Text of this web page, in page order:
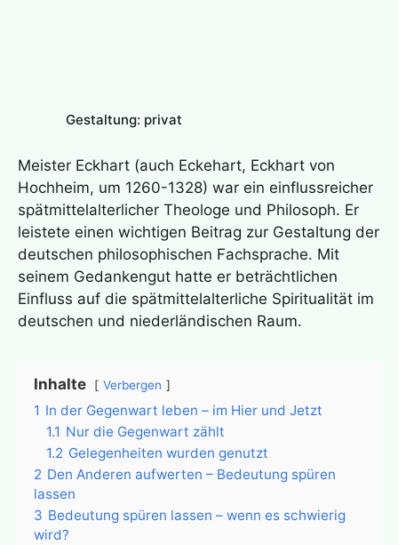
Gestaltung: privat
Meister Eckhart (auch Eckehart, Eckhart von
Hochheim, um 1260-1328) war ein einflussreicher
spätmittelalterlicher Theologe und Philosoph. Er
leistete einen wichtigen Beitrag zur Gestaltung der
deutschen philosophischen Fachsprache. Mit
seinem Gedankengut hatte er beträchtlichen
Einfluss auf die spätmittelalterliche Spiritualität im
deutschen und niederländischen Raum.
Inhalte Verbergen
1 In der Gegenwart leben – im Hier und Jetzt
1.1 Nur die Gegenwart zählt
1.2 Gelegenheiten wurden genutzt
2 Den Anderen aufwerten – Bedeutung spüren
lassen
3 Bedeutung spüren lassen – wenn es schwierig
wird?